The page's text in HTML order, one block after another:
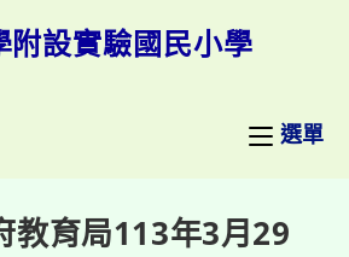
附設實驗國民小學
選單
教育局113年3月29